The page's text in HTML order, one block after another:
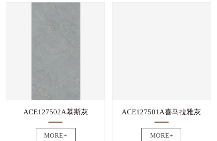
ACE127502A慕斯灰
MORE+
ACE127501A喜马拉雅灰
MORE+